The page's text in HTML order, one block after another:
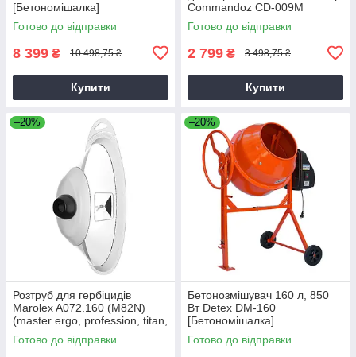
[Бетономішалка]
Готово до відправки
8 399 ₴ 10 498,75 ₴
Купити
Commandoz CD-009M
Готово до відправки
2 799 ₴ 3 498,75 ₴
Купити
–20%
Розтруб для гербіцидів
Marolex A072.160 (M82N)
(master ergo, profession, titan,
x-line)
Готово до відправки
–20%
Бетонозмішувач 160 л, 850
Вт Detex DM-160
[Бетономішалка]
Готово до відправки